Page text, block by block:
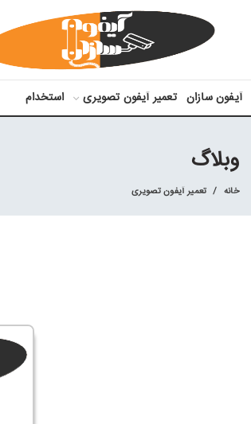
آیفون سازان تعمیر آیفون تصویری استخدام
وبلاگ
خانه تعمیر آیفون تصویری